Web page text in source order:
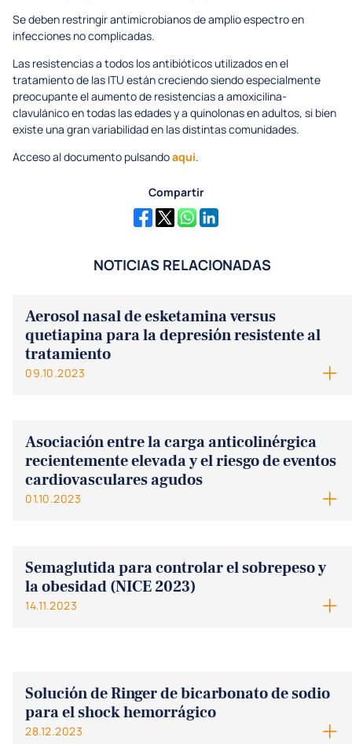
Se deben restringir antimicrobianos de amplio espectro en
infecciones no complicadas.
Las resistencias a todos los antibióticos utilizados en el
tratamiento de las ITU están creciendo siendo especialmente
preocupante el aumento de resistencias a amoxicilina-
clavulánico en todas las edades y a quinolonas en adultos, si bien
existe una gran variabilidad en las distintas comunidades.
Acceso al documento pulsandoaquí.
Compartir
NOTICIAS RELACIONADAS
Aerosol nasal de esketamina versus
quetiapina para la depresión resistente al
tratamiento
09.10.2023
Asociación entre la carga anticolinérgica
recientemente elevada y el riesgo de eventos
cardiovasculares agudos
01.10.2023
Semaglutida para controlar el sobrepeso y
la obesidad (NICE 2023)
14.11.2023
Solución de Ringer de bicarbonato de sodio
para el shock hemorrágico
28.12.2023